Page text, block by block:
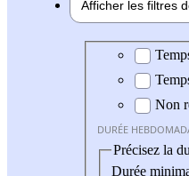
Afficher les filtres
Durée
Non
DURÉE
Précisez la
Durée